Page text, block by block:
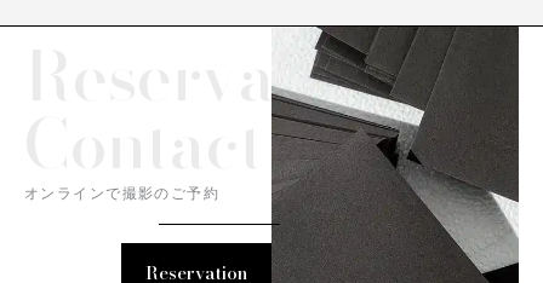
Reservation/
オンラインで撮影のご予約
Reservation